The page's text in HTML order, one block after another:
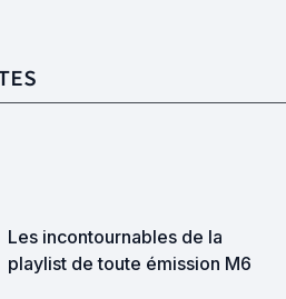
Les incontournables de la
playlist de toute émission M6